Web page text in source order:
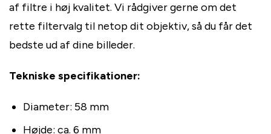
af filtre i høj kvalitet. Vi rådgiver gerne om det
rette filtervalg til netop dit objektiv, så du får det
bedste ud af dine billeder.
Tekniske specifikationer:
Diameter: 58 mm
Højde: ca. 6 mm